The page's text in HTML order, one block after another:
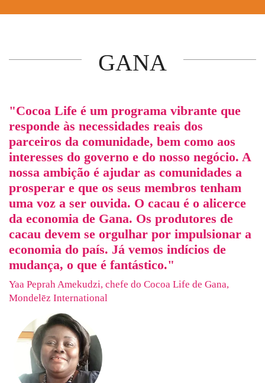
GANA
"Cocoa Life é um programa vibrante que
responde às necessidades reais dos
parceiros da comunidade, bem como aos
interesses do governo e do nosso negócio. A
nossa ambição é ajudar as comunidades a
prosperar e que os seus membros tenham
uma voz a ser ouvida. O cacau é o alicerce
da economia de Gana. Os produtores de
cacau devem se orgulhar por impulsionar a
economia do país. Já vemos indícios de
mudança, o que é fantástico."
Yaa Peprah Amekudzi, chefe do Cocoa Life de Gana,
Mondelēz International